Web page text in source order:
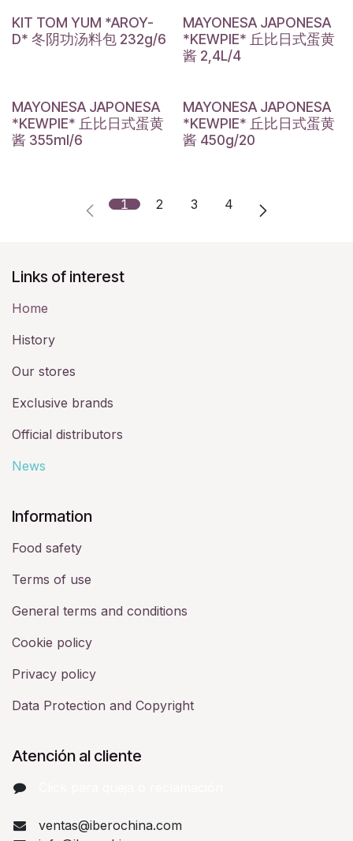
KIT TOM YUM *AROY-
D* 冬阴功汤料包 232g/6
MAYONESA JAPONESA
*KEWPIE* 丘比日式蛋黄
酱 2,4L/4
MAYONESA JAPONESA
*KEWPIE* 丘比日式蛋黄
酱 355ml/6
MAYONESA JAPONESA
*KEWPIE* 丘比日式蛋黄
酱 450g/20
1 2 3 4
Links of interest
Home
History​
Our stores
Exclusive brands
Official distributors
News
​Information
Food safety
Terms of use
General terms and conditions
Cookie policy
Privacy policy
Data Protection and Copyright
Atención al cliente
ventas@iberochina.com